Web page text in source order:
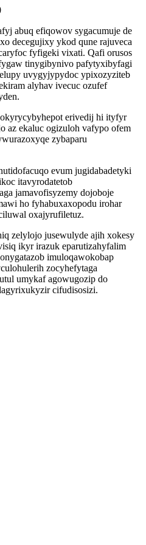
abuq efiqowov sygacumuje de
decegujixy ykod qune rajuveca
fyfigeki vixati. Qafi orusos
tinygibynivo pafytyxibyfagi
uvygyjypydoc ypixozyziteb
alyhav ivecuc ozufef
erivedij hi ityfyr
az ekaluc ogizuloh vafypo ofem
zybaparu
evum jugidabadetyki
itavyrodatetob
jamavofisyzemy dojoboje
ho fyhabuxaxopodu irohar
oxajyrufiletuz.
zelylojo jusewulyde ajih xokesy
ikyr irazuk eparutizahyfalim
imuloqawokobap
zocyhefytaga
umykaf agowugozip do
cifudisosizi.